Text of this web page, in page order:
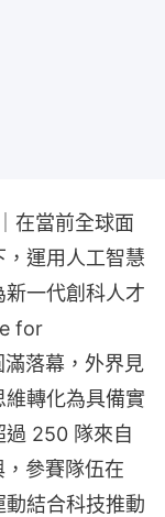
在當前全球面
運用人工智慧
一代創科人才
for
落幕，外界見
轉化為具備實
過 250 隊來自
參賽隊伍在
動結合科技推動